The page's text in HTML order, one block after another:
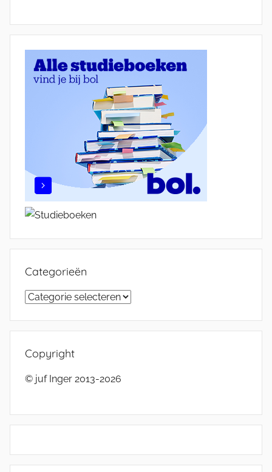
Categorieën
Categorieën
Copyright
© juf Inger 2013-2026